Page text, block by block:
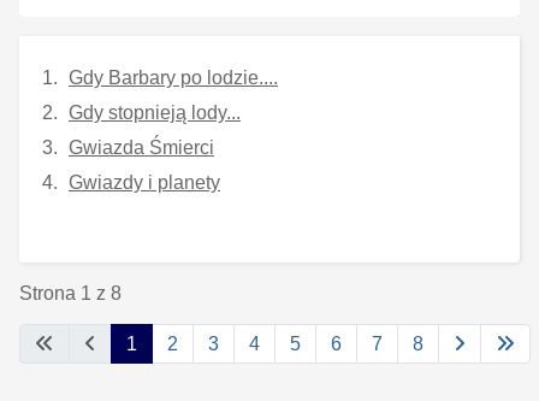
Gdy Barbary po lodzie....
Gdy stopnieją lody...
Gwiazda Śmierci
Gwiazdy i planety
Strona 1 z 8
1 2 3 4 5 6 7 8